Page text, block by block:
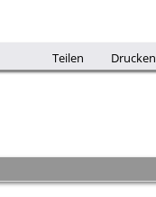
Teilen Drucken